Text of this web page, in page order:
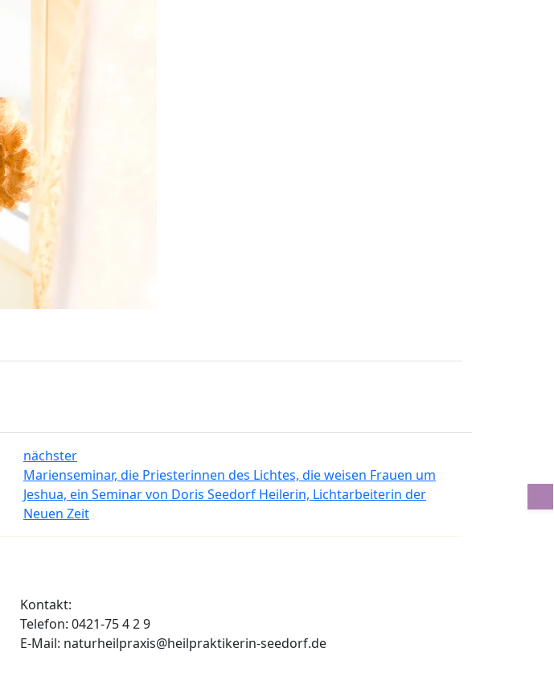
nächster
Marienseminar, die Priesterinnen des Lichtes, die weisen Frauen um
Jeshua, ein Seminar von Doris Seedorf Heilerin, Lichtarbeiterin der
Neuen Zeit
Kontakt:
Telefon: 0421-75 4 2 9
E-Mail: naturheilpraxis@heilpraktikerin-seedorf.de